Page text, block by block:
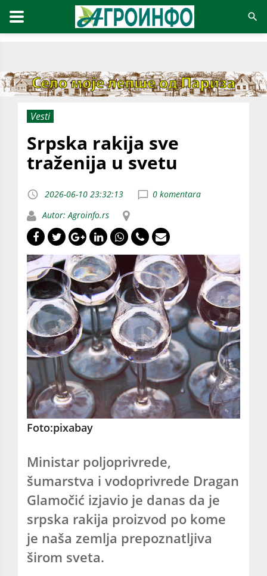
Vesti
Srpska rakija sve
traženija u svetu
2026-06-10 23:32:13
0 komentara
Autor: Agroinfo.rs
Foto:pixabay
Ministar poljoprivrede,
šumarstva i vodoprivrede Dragan
Glamočić izjavio je danas da je
srpska rakija proizvod po kome
je naša zemlja prepoznatljiva
širom sveta.